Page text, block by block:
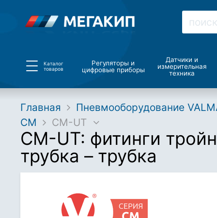
Каталог
товаров
Регуляторы и
цифровые приборы
Датчики и
измерительная
техника
Главная
Пневмооборудование
CM
CM-UT
CM-UT: фитинги
трубка – трубка